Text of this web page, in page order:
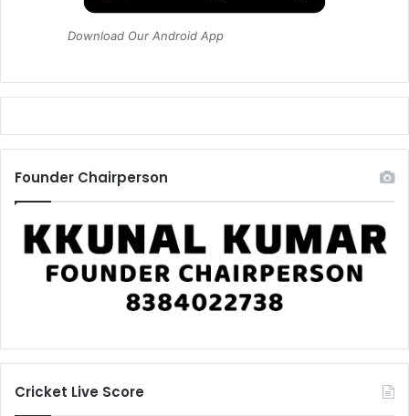
Download Our Android App
Founder Chairperson
Cricket Live Score